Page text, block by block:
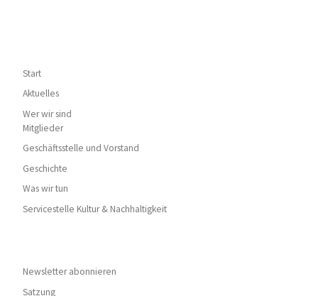
Start
Aktuelles
Wer wir sind
Mitglieder
Geschäftsstelle und Vorstand
Geschichte
Was wir tun
Servicestelle Kultur & Nachhaltigkeit
Newsletter abonnieren
Satzung